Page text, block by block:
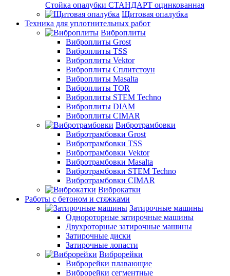
Стойка опалубки СТАНДАРТ оцинкованная
Щитовая опалубка
Техника для уплотнительных работ
Виброплиты
Виброплиты Grost
Виброплиты TSS
Виброплиты Vektor
Виброплиты Сплитстоун
Виброплиты Masalta
Виброплиты TOR
Виброплиты STEM Techno
Виброплиты DIAM
Виброплиты CIMAR
Вибротрамбовки
Вибротрамбовки Grost
Вибротрамбовки TSS
Вибротрамбовки Vektor
Вибротрамбовки Masalta
Вибротрамбовки STEM Techno
Вибротрамбовки CIMAR
Виброкатки
Работы с бетоном и стяжками
Затирочные машины
Однороторные затирочные машины
Двухроторные затирочные машины
Затирочные диски
Затирочные лопасти
Виброрейки
Виброрейки плавающие
Виброрейки сегментные